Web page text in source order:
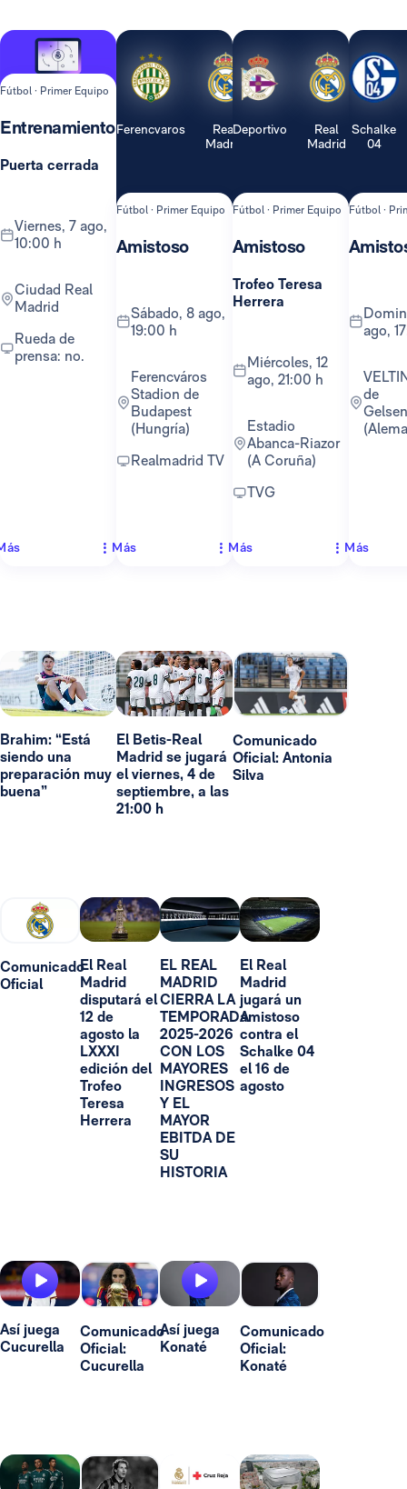
Fútbol · Primer Equipo
Entrenamiento
Puerta cerrada
viernes, 7 ago,
10:00 h
Ciudad Real
Madrid
Rueda de
prensa: no.
Ferencvaros
Real
Madrid
Fútbol · Primer Equipo
Amistoso
sábado, 8 ago,
19:00 h
Ferencváros
Stadion de
Budapest
(Hungría)
Realmadrid TV
Más
Deportivo
Real
Madrid
Fútbol · Primer Equipo
Amistoso
Trofeo Teresa
Herrera
miércoles, 12
ago, 21:00 h
Estadio
Abanca-Riazor
(A Coruña)
TVG
Más
Schalke
04
Fútbol ·
domingo, 16
ago,
VELTINS-Arena
de
Más
Brahim: “Está
siendo una
preparación muy
buena”
El Betis-Real
Madrid se jugará
el viernes, 4 de
septiembre, a las
21:00 h
Comunicado
Oficial: Antonia
Silva
Comunicado
Oficial
El Real
Madrid
disputará el
12 de
agosto la
LXXXI
edición del
Trofeo
Teresa
Herrera
EL REAL
MADRID
CIERRA LA
TEMPORADA
2025-2026
CON LOS
MAYORES
INGRESOS
Y EL
MAYOR
EBITDA DE
SU
HISTORIA
El Real
Madrid
jugará un
amistoso
contra el
Schalke 04
el 16 de
agosto
Así juega
Cucurella
Comunicado
Oficial:
Cucurella
Así juega
Konaté
Comunicado
Oficial:
Konaté